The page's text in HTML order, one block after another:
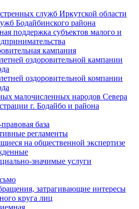
служб Иркутской области
Бодайбинского района
поддержка субъектов малого и
кампания
оздоровительной кампании
оздоровительной компании
малочисленных народов Севера
г. Бодайбо и района
база
регламенты
на общественной экспертизе
значимые услуги
затрагивающие интересы
круга лиц